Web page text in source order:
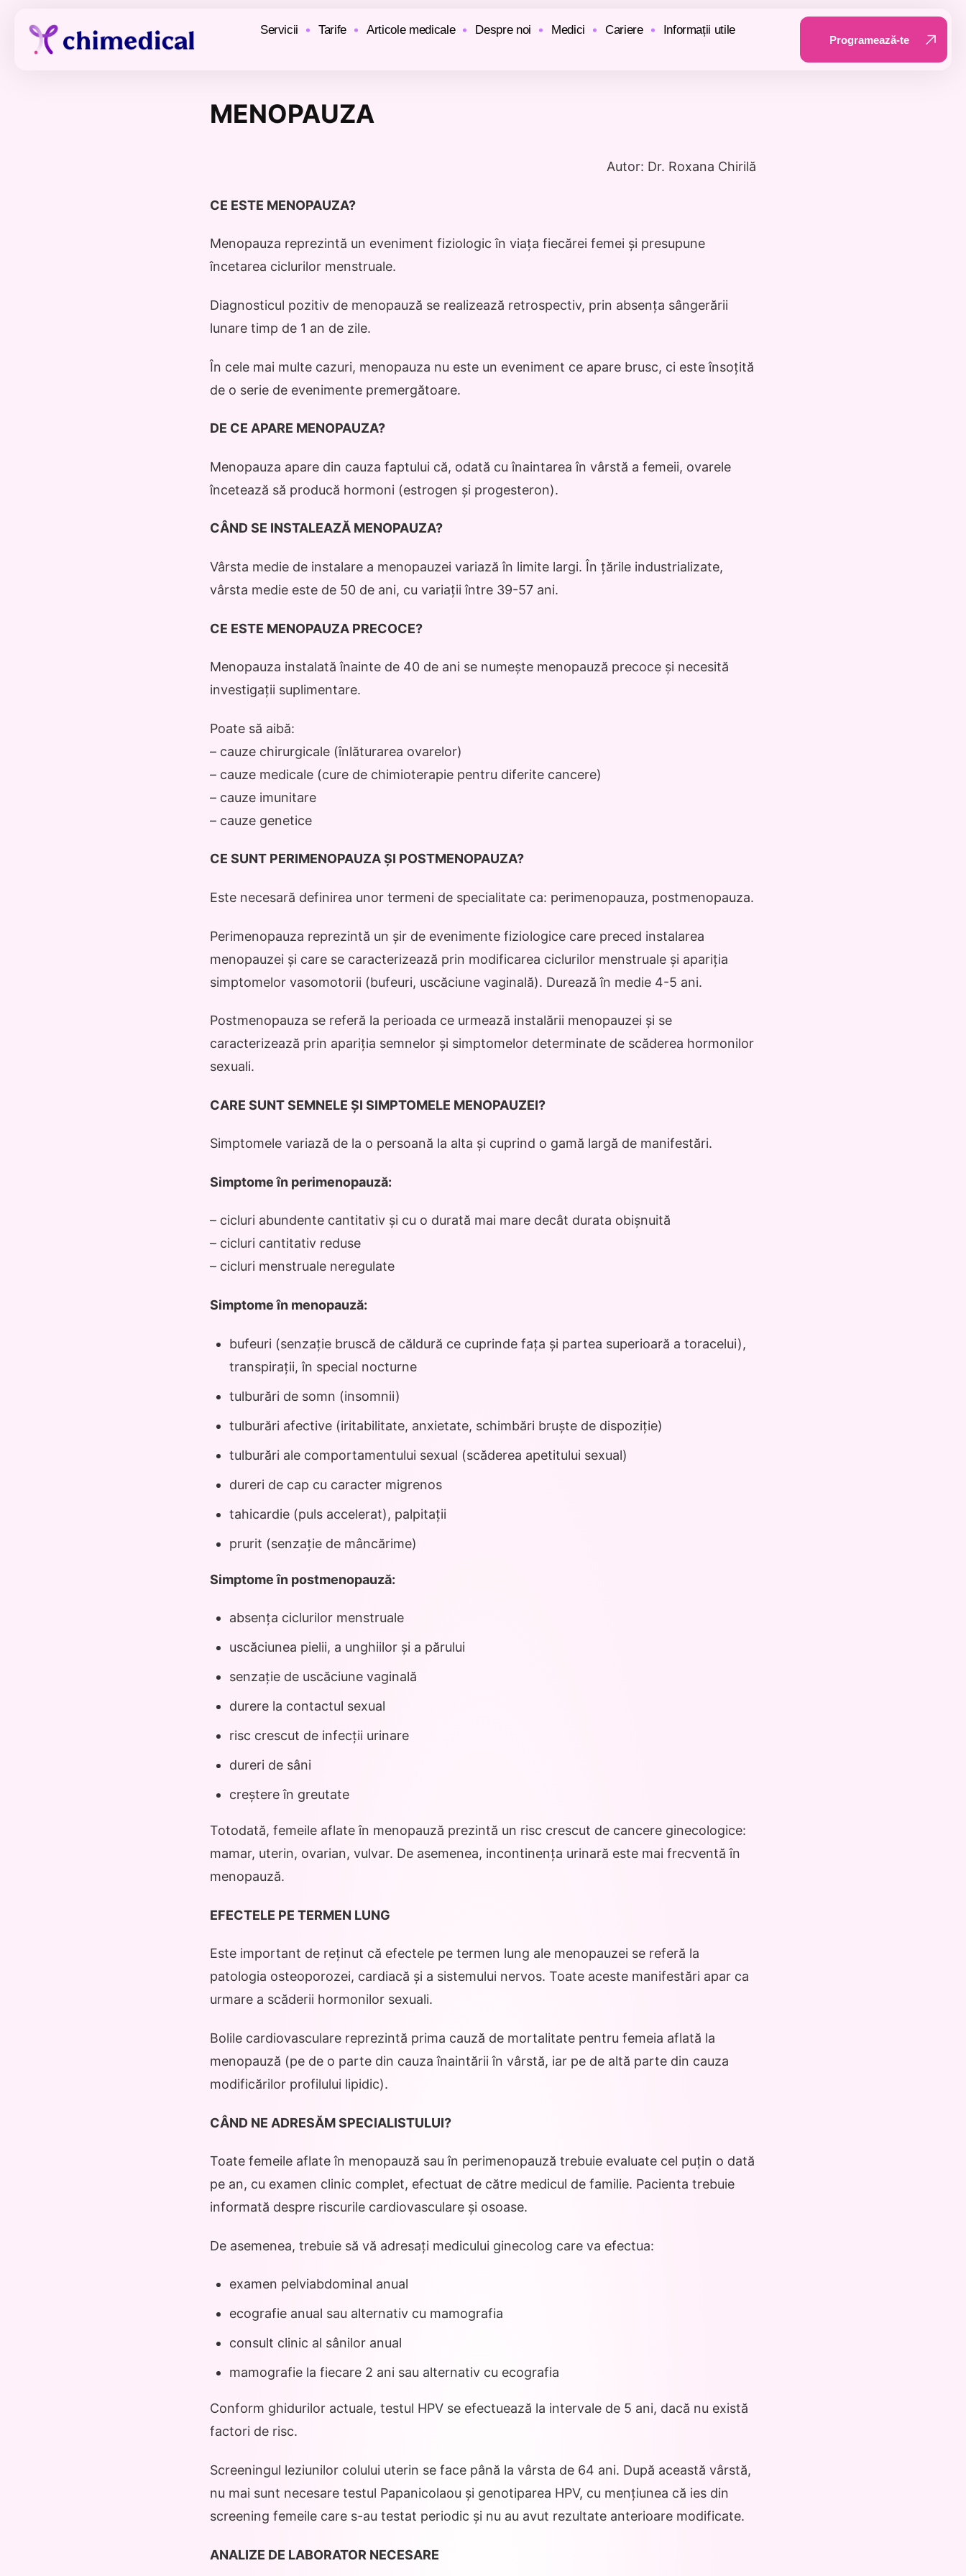
Servicii Tarife Articole medicale Despre noi Medici Cariere Informații utile
Programează-te
MENOPAUZA
Autor: Dr. Roxana Chirilă
CE ESTE MENOPAUZA?
Menopauza reprezintă un eveniment fiziologic în viața fiecărei femei și presupune
încetarea ciclurilor menstruale.
Diagnosticul pozitiv de menopauză se realizează retrospectiv, prin absența sângerării
lunare timp de 1 an de zile.
În cele mai multe cazuri, menopauza nu este un eveniment ce apare brusc, ci este însoțită
de o serie de evenimente premergătoare.
DE CE APARE MENOPAUZA?
Menopauza apare din cauza faptului că, odată cu înaintarea în vârstă a femeii, ovarele
încetează să producă hormoni (estrogen și progesteron).
CÂND SE INSTALEAZĂ MENOPAUZA?
Vârsta medie de instalare a menopauzei variază în limite largi. În țările industrializate,
vârsta medie este de 50 de ani, cu variații între 39-57 ani.
CE ESTE MENOPAUZA PRECOCE?
Menopauza instalată înainte de 40 de ani se numește menopauză precoce și necesită
investigații suplimentare.
Poate să aibă:
– cauze chirurgicale (înlăturarea ovarelor)
– cauze medicale (cure de chimioterapie pentru diferite cancere)
– cauze imunitare
– cauze genetice
CE SUNT PERIMENOPAUZA ȘI POSTMENOPAUZA?
Este necesară definirea unor termeni de specialitate ca: perimenopauza, postmenopauza.
Perimenopauza reprezintă un șir de evenimente fiziologice care preced instalarea
menopauzei și care se caracterizează prin modificarea ciclurilor menstruale și apariția
simptomelor vasomotorii (bufeuri, uscăciune vaginală). Durează în medie 4-5 ani.
Postmenopauza se referă la perioada ce urmează instalării menopauzei și se
caracterizează prin apariția semnelor și simptomelor determinate de scăderea hormonilor
sexuali.
CARE SUNT SEMNELE ȘI SIMPTOMELE MENOPAUZEI?
Simptomele variază de la o persoană la alta și cuprind o gamă largă de manifestări.
Simptome în perimenopauză:
– cicluri abundente cantitativ și cu o durată mai mare decât durata obișnuită
– cicluri cantitativ reduse
– cicluri menstruale neregulate
Simptome în menopauză:
bufeuri (senzație bruscă de căldură ce cuprinde fața și partea superioară a toracelui),
transpirații, în special nocturne
tulburări de somn (insomnii)
tulburări afective (iritabilitate, anxietate, schimbări bruște de dispoziție)
tulburări ale comportamentului sexual (scăderea apetitului sexual)
dureri de cap cu caracter migrenos
tahicardie (puls accelerat), palpitații
prurit (senzație de mâncărime)
Simptome în postmenopauză:
absența ciclurilor menstruale
uscăciunea pielii, a unghiilor și a părului
senzație de uscăciune vaginală
durere la contactul sexual
risc crescut de infecții urinare
dureri de sâni
creștere în greutate
Totodată, femeile aflate în menopauză prezintă un risc crescut de cancere ginecologice:
mamar, uterin, ovarian, vulvar. De asemenea, incontinența urinară este mai frecventă în
menopauză.
EFECTELE PE TERMEN LUNG
Este important de reținut că efectele pe termen lung ale menopauzei se referă la
patologia osteoporozei, cardiacă și a sistemului nervos. Toate aceste manifestări apar ca
urmare a scăderii hormonilor sexuali.
Bolile cardiovasculare reprezintă prima cauză de mortalitate pentru femeia aflată la
menopauză (pe de o parte din cauza înaintării în vârstă, iar pe de altă parte din cauza
modificărilor profilului lipidic).
CÂND NE ADRESĂM SPECIALISTULUI?
Toate femeile aflate în menopauză sau în perimenopauză trebuie evaluate cel puțin o dată
pe an, cu examen clinic complet, efectuat de către medicul de familie. Pacienta trebuie
informată despre riscurile cardiovasculare și osoase.
De asemenea, trebuie să vă adresați medicului ginecolog care va efectua:
examen pelviabdominal anual
ecografie anual sau alternativ cu mamografia
consult clinic al sânilor anual
mamografie la fiecare 2 ani sau alternativ cu ecografia
Conform ghidurilor actuale, testul HPV se efectuează la intervale de 5 ani, dacă nu există
factori de risc.
Screeningul leziunilor colului uterin se face până la vârsta de 64 ani. După această vârstă,
nu mai sunt necesare testul Papanicolaou și genotiparea HPV, cu mențiunea că ies din
screening femeile care s-au testat periodic și nu au avut rezultate anterioare modificate.
ANALIZE DE LABORATOR NECESARE